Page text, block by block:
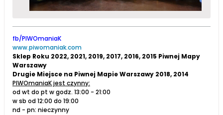
fb/PIWOmaniaK
www.piwomaniak.com
Sklep Roku 2022, 2021, 2019, 2017, 2016, 2015 Piwnej Mapy
Warszawy
Drugie Miejsce na Piwnej Mapie Warszawy 2018, 2014
PIWOmaniaK jest czynny:
od wt do pt w godz. 13:00 - 21:00
w sb od 12:00 do 19:00
nd - pn: nieczynny